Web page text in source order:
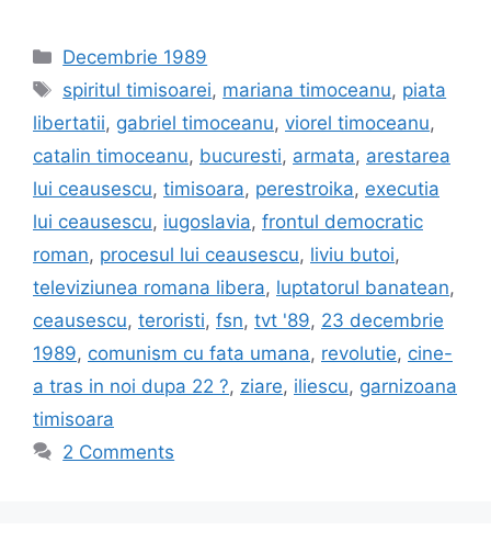
Categories
Decembrie 1989
Tags
spiritul timisoarei, mariana timoceanu, piata
libertatii, gabriel timoceanu, viorel timoceanu,
catalin timoceanu, bucuresti, armata, arestarea
lui ceausescu, timisoara, perestroika, executia
lui ceausescu, iugoslavia, frontul democratic
roman, procesul lui ceausescu, liviu butoi,
televiziunea romana libera, luptatorul banatean,
ceausescu, teroristi, fsn, tvt '89, 23 decembrie
1989, comunism cu fata umana, revolutie, cine-
a tras in noi dupa 22 ?, ziare, iliescu, garnizoana
timisoara
2 Comments